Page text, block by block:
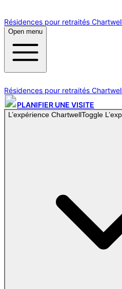
Résidences pour retraités
Open menu
Résidences pour retraités
PLANIFIER UNE VISITE
L’expérience ChartwellToggle